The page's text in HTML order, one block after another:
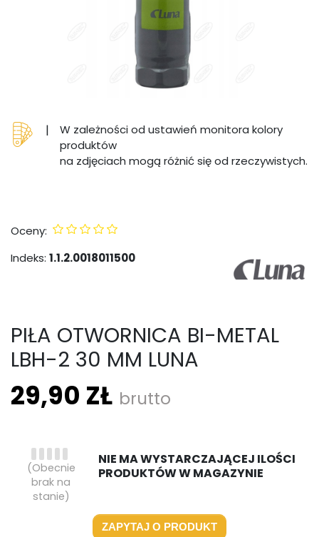
|
W zależności od ustawień monitora kolory
produktów
na zdjęciach mogą różnić się od rzeczywistych.
Oceny:
Indeks: 1.1.2.0018011500
PIŁA OTWORNICA BI-METAL
LBH-2 30 MM LUNA
29,90 ZŁ brutto
NIE MA WYSTARCZAJĄCEJ ILOŚCI
PRODUKTÓW W MAGAZYNIE
(Obecnie
brak na
stanie)
ZAPYTAJ O PRODUKT